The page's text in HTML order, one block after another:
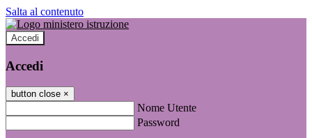
Salta al contenuto
Accedi
Accedi
button close ×
Nome Utente
Password